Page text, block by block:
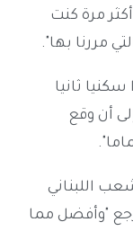
مرة كنت
مررنا بها".
ثانيا
أن وقع
اللبناني
"وأفضل مما